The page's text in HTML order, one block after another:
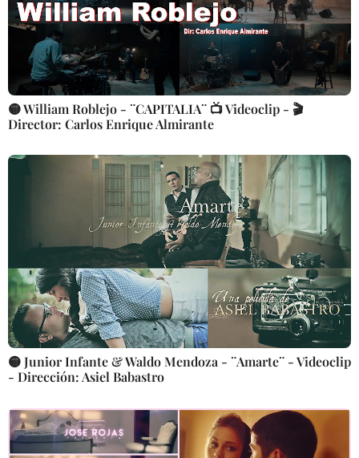
🟡 William Roblejo - ¨CAPITALIA¨ 📺 Videoclip - 🎬
Director: Carlos Enrique Almirante
🟡 Junior Infante & Waldo Mendoza - ¨Amarte¨ - Videoclip
- Dirección: Asiel Babastro